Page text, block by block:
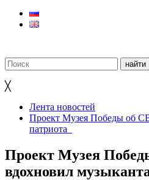
╳
Лента новостей
Проект Музея Победы об
патриота
Проект Музея
вдохновил